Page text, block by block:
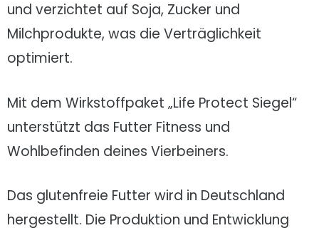
und verzichtet auf Soja, Zucker und
Milchprodukte, was die Verträglichkeit
optimiert.
Mit dem Wirkstoffpaket „Life Protect Siegel“
unterstützt das Futter Fitness und
Wohlbefinden deines Vierbeiners.
Das glutenfreie Futter wird in Deutschland
hergestellt. Die Produktion und Entwicklung